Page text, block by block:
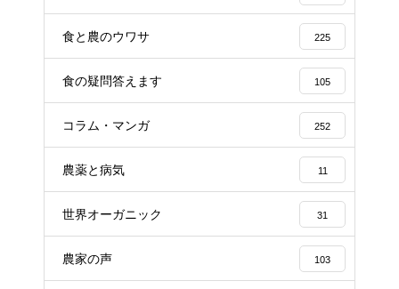
食と農のウワサ 225
食の疑問答えます 105
コラム・マンガ 252
農薬と病気 11
世界オーガニック 31
農家の声 103